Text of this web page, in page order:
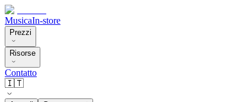
MusicaIn-store
Prezzi
Risorse
Contatto
🇮🇹